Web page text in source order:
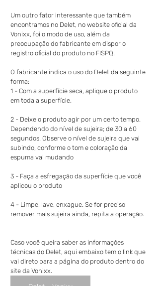
Um outro fator interessante que também
encontramos no Delet, no website oficial da
Vonixx, foi o modo de uso, além da
preocupação do fabricante em dispor o
registro oficial do produto no FISPQ.
O fabricante indica o uso do Delet da seguinte
forma:
1 - Com a superfície seca, aplique o produto
em toda a superfície.
2 - Deixe o produto agir por um certo tempo.
Dependendo do nível de sujeira; de 30 a 60
segundos. Observe o nível de sujeira que vai
subindo, conforme o tom e coloração da
espuma vai mudando
3 - Faça a esfregação da superfície que você
aplicou o produto
4 - Limpe, lave, enxague. Se for preciso
remover mais sujeira ainda, repita a operação.
Caso você queira saber as informações
técnicas do Delet, aqui embaixo tem o link que
vai direto para a página do produto dentro do
site da Vonixx.